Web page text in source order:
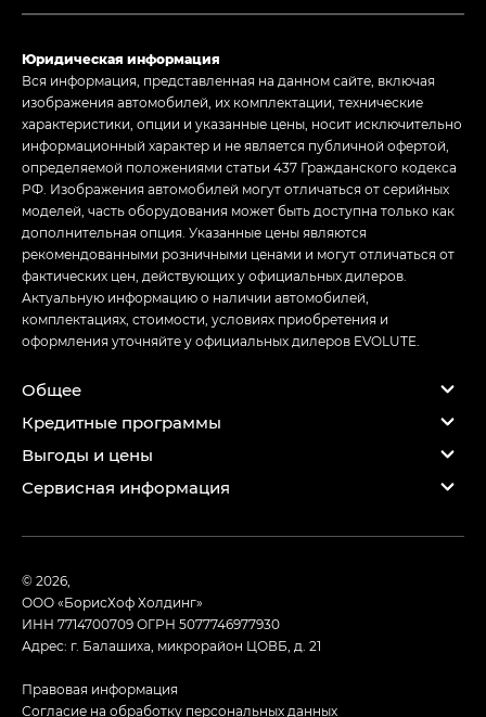
Юридическая информация
Вся информация, представленная на данном сайте, включая
изображения автомобилей, их комплектации, технические
характеристики, опции и указанные цены, носит исключительно
информационный характер и не является публичной офертой,
определяемой положениями статьи 437 Гражданского кодекса
РФ. Изображения автомобилей могут отличаться от серийных
моделей, часть оборудования может быть доступна только как
дополнительная опция. Указанные цены являются
рекомендованными розничными ценами и могут отличаться от
фактических цен, действующих у официальных дилеров.
Актуальную информацию о наличии автомобилей,
комплектациях, стоимости, условиях приобретения и
оформления уточняйте у официальных дилеров EVOLUTE.
Общее
Кредитные программы
Выгоды и цены
Сервисная информация
© 2026,
ООО «БорисХоф Холдинг»
ИНН 7714700709ОГРН 5077746977930
Адрес: г. Балашиха, микрорайон ЦОВБ, д. 21
Правовая информация
Согласие на обработку персональных данных